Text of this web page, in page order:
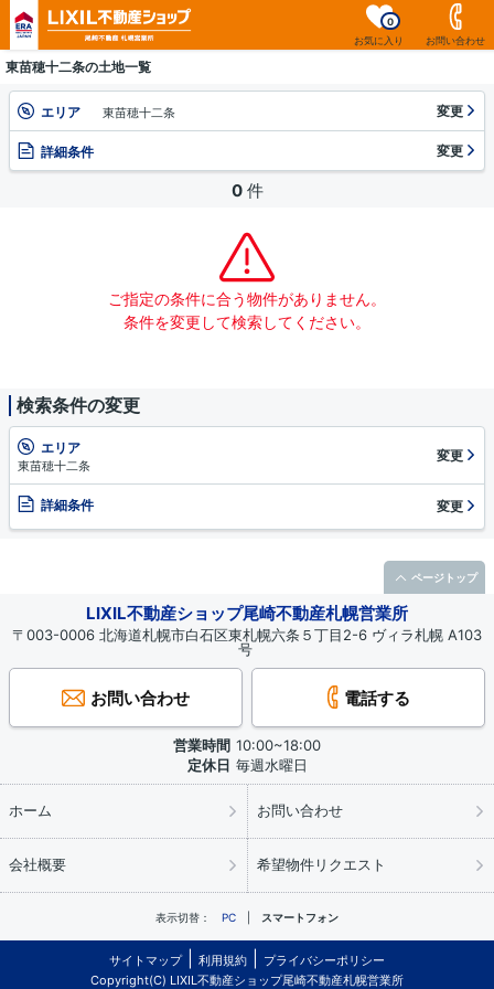
お気に入り
0
お問い合わせ
東苗穂十二条の土地一覧
エリア 東苗穂十二条 変更
詳細条件 変更
0 件
ご指定の条件に合う物件がありません。
条件を変更して検索してください。
検索条件の変更
エリア
東苗穂十二条
変更
詳細条件 変更
LIXIL不動産ショップ尾崎不動産札幌営業所
〒003-0006 北海道札幌市白石区東札幌六条５丁目2-6 ヴィラ札幌 A103
号
お問い合わせ 電話する
営業時間 10:00~18:00
定休日 毎週水曜日
ホーム お問い合わせ
会社概要 希望物件リクエスト
表示切替： PC スマートフォン
サイトマップ 利用規約
プライバシーポリシー
Copyright(C) LIXIL不動産ショップ尾崎不動産札幌営業所
ページトップ